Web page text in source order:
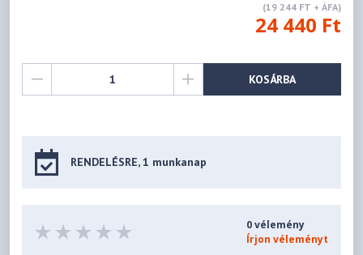
(19 244 FT + ÁFA)
24 440 Ft
KOSÁRBA
RENDELÉSRE, 1 munkanap
0 vélemény
Írjon véleményt